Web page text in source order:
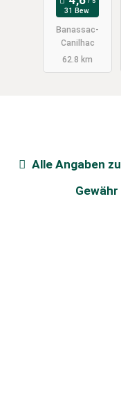
31 Bew.
Banassac-
Canilhac
62.8 km
Alle Angaben zu
Gewähr